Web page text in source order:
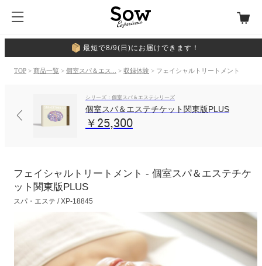
最短で8/9(日)にお届けできます！
TOP > 商品一覧 > 個室スパ＆エス... > 収録体験 > フェイシャルトリートメント
シリーズ：個室スパ＆エステシリーズ
個室スパ＆エステチケット関東版PLUS
￥25,300
フェイシャルトリートメント - 個室スパ＆エステチケ
ット関東版PLUS
スパ・エステ / XP-18845